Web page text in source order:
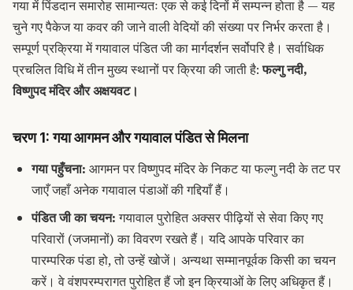
गया में पिंडदान समारोह सामान्यतः एक से कई दिनों में सम्पन्न होता है — यह
चुने गए पैकेज या कवर की जाने वाली वेदियों की संख्या पर निर्भर करता है।
सम्पूर्ण प्रक्रिया में गयावाल पंडित जी का मार्गदर्शन सर्वोपरि है। सर्वाधिक
प्रचलित विधि में तीन मुख्य स्थानों पर क्रिया की जाती है:फल्गु नदी,
विष्णुपद मंदिर और अक्षयवट।
चरण 1: गया आगमन और गयावाल पंडित से मिलना
गया पहुँचना: आगमन पर विष्णुपद मंदिर के निकट या फल्गु नदी के तट पर
जाएँ जहाँ अनेक गयावाल पंडाओं की गद्दियाँ हैं।
पंडित जी का चयन:गयावाल पुरोहित अक्सर पीढ़ियों से सेवा किए गए
परिवारों (जजमानों) का विवरण रखते हैं। यदि आपके परिवार का
पारम्परिक पंडा हो, तो उन्हें खोजें। अन्यथा सम्मानपूर्वक किसी का चयन
करें। वे वंशपरम्परागत पुरोहित हैं जो इन क्रियाओं के लिए अधिकृत हैं।